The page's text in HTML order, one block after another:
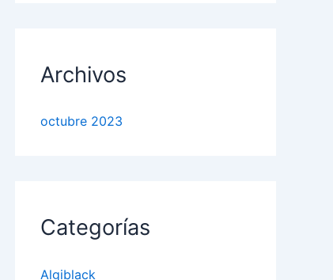
Archivos
octubre 2023
Categorías
Algiblack